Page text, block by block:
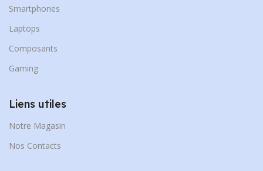
Smartphones
Laptops
Composants
Gaming
Liens utiles
Notre Magasin
Nos Contacts